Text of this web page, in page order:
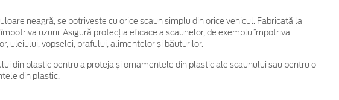
neagră, se potrivește cu orice scaun simplu din orice vehicul. Fabricată la
uzurii. Asigură protecția eficace a scaunelor, de exemplu împotriva
uleiului, vopselei, prafului, alimentelor și băuturilor.
din plastic pentru a proteja și ornamentele din plastic ale scaunului sau pentru o
din plastic.